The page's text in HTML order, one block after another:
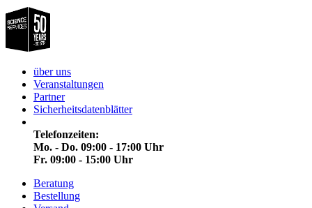
über uns
Veranstaltungen
Partner
Sicherheitsdatenblätter
Telefonzeiten:
Mo. - Do. 09:00 - 17:00 Uhr
Fr. 09:00 - 15:00 Uhr
Beratung
Bestellung